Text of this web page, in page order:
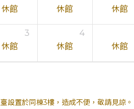
休館
休館
休館
3
休館
4
休館
休館
設置於同棟3樓，造成不便，敬請見諒。